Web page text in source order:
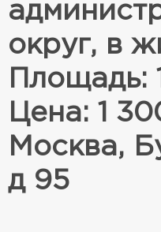
округ, в
Площадь:
Цена: 1
Москва,
д 95